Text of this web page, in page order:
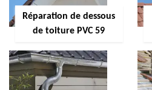
Réparation de dessous
de toiture PVC 59